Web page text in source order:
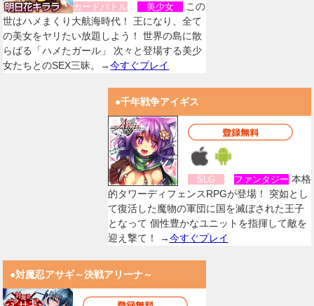
カードバトル 美少女
この
世はハメまくり大航海時代！ 王になり、全て
の美女をヤリたい放題しよう！ 世界の島に散
らばる「ハメたガール」 次々と登場する美少
女たちとのSEX三昧。→今すぐプレイ
●千年戦争アイギス
SLG ファンタジー 本格
的タワーディフェンスRPGが登場！ 突如とし
て復活した魔物の軍団に国を滅ぼされた王子
となって 個性豊かなユニットを指揮して敵を
迎え撃て！ →今すぐプレイ
●対魔忍アサギ～決戦アリーナ～